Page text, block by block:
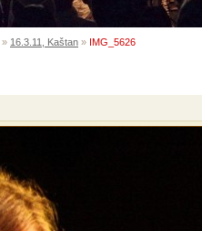
» 16.3.11, Kaštan » IMG_5626